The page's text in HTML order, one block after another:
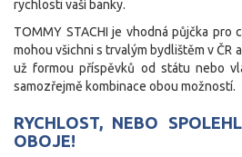
rychlosti vaší banky.
TOMMY STACHI je vhodná půjčka pro
mohou všichni s trvalým bydlištěm v ČR
už formou příspěvků od státu nebo
samozřejmě kombinace obou možností.
RYCHLOST, NEBO
OBOJE!